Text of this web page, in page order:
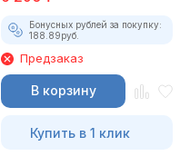
Бонусных рублей за покупку:
188.89руб.
Предзаказ
В корзину
Купить в 1 клик